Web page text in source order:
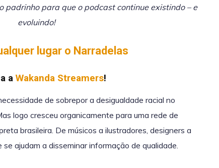
padrinho para que o podcast continue existindo – e
evoluindo!
lugar o Narradelas
aWakanda Streamers!
de sobrepor a desigualdade racial no
logo cresceu organicamente para uma rede de
brasileira. De músicos a ilustradores, designers a
ajudam a disseminar informação de qualidade.